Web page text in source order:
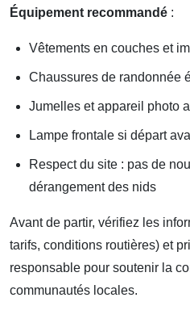
Équipement recommandé :
Vêtements en couches et
Chaussures de randonnée
Jumelles et appareil photo
Lampe frontale si départ
Respect du site : pas de
dérangement des nids
Avant de partir, vérifiez les
tarifs, conditions routières) et
responsable pour soutenir la
communautés locales.